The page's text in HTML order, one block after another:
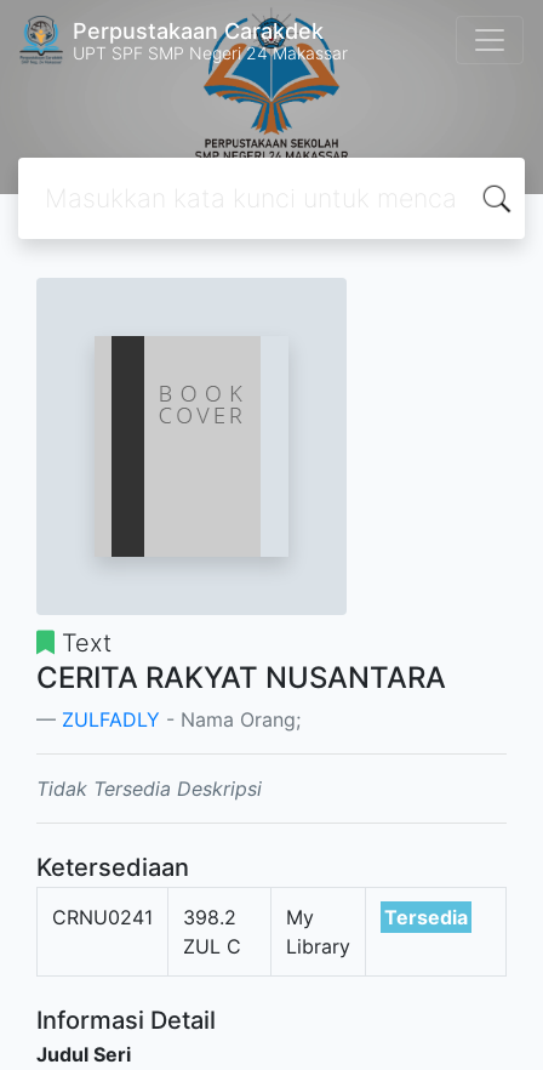
Perpustakaan Carakdek
UPT SPF SMP Negeri 24 Makassar
Text
CERITA RAKYAT NUSANTARA
ZULFADLY - Nama Orang;
Tidak Tersedia Deskripsi
Ketersediaan
CRNU0241
398.2
ZUL C
My
Library
Tersedia
Informasi Detail
Judul Seri